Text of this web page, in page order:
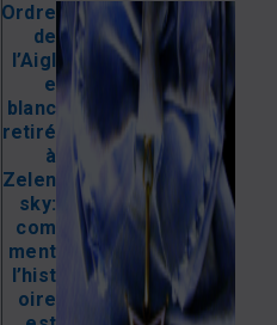
Ordre
de
l’Aigl
e
blanc
retiré
à
Zelen
sky:
com
ment
l’hist
oire